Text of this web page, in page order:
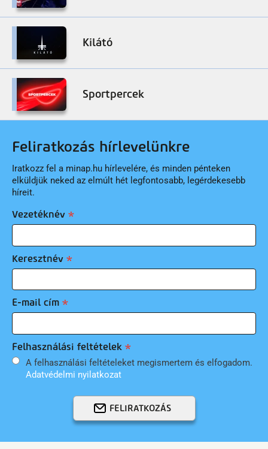
Kilátó
Sportpercek
Feliratkozás hírlevelünkre
Iratkozz fel a minap.hu hírlevelére, és minden pénteken
elküldjük neked az elmúlt hét legfontosabb, legérdekesebb
híreit.
Vezetéknév
Keresztnév
E-mail cím
Felhasználási feltételek
A felhasználási feltételeket megismertem és elfogadom.
Adatvédelmi nyilatkozat
FELIRATKOZÁS